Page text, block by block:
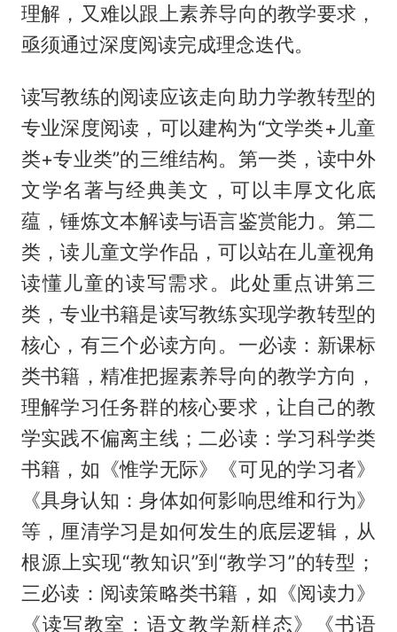
理解，又难以跟上素养导向的教学要求，
亟须通过深度阅读完成理念迭代。
读写教练的阅读应该走向助力学教转型的
专业深度阅读，可以建构为“文学类+儿童
类+专业类”的三维结构。第一类，读中外
文学名著与经典美文，可以丰厚文化底
蕴，锤炼文本解读与语言鉴赏能力。第二
类，读儿童文学作品，可以站在儿童视角
读懂儿童的读写需求。此处重点讲第三
类，专业书籍是读写教练实现学教转型的
核心，有三个必读方向。一必读：新课标
类书籍，精准把握素养导向的教学方向，
理解学习任务群的核心要求，让自己的教
学实践不偏离主线；二必读：学习科学类
书籍，如《惟学无际》《可见的学习者》
《具身认知：身体如何影响思维和行为》
等，厘清学习是如何发生的底层逻辑，从
根源上实现“教知识”到“教学习”的转型；
三必读：阅读策略类书籍，如《阅读力》
《读写教室：语文教学新样态》《书语